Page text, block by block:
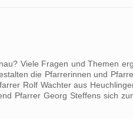
Viele Fragen und Themen
die Pfarrerinnen und
Rolf Wachter aus
Pfarrer Georg Steffens sich